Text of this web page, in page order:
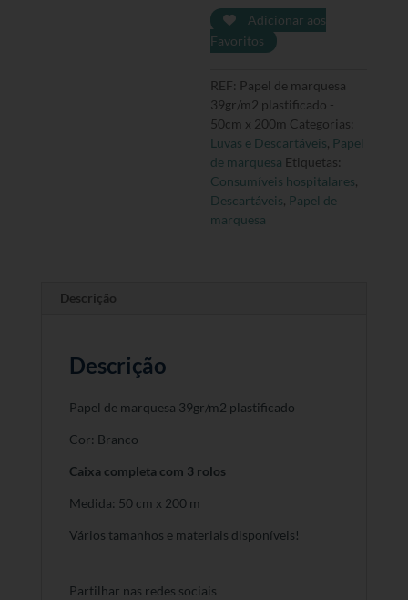
39gr/m2
plastificado
-
x
200m
-
Caixa
Completa
Adicionar aos
Favoritos
REF: Papel de marquesa
39gr/m2 plastificado -
50cm x 200m Categorias:
Luvas e Descartáveis, Papel
de marquesa Etiquetas:
Consumíveis hospitalares,
Descartáveis, Papel de
marquesa
Descrição
Descrição
Papel de marquesa 39gr/m2 plastificado
Cor: Branco
Caixa completa com 3 rolos
Medida: 50 cm x 200 m
Vários tamanhos e materiais disponíveis!
Partilhar nas redes sociais